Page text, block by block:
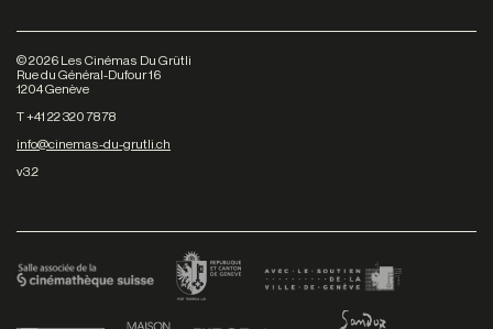
©2026 Les Cinémas Du Grütli
Rue du Général-Dufour 16
1204 Genève
T +41 22 320 78 78
info@cinemas-du-grutli.ch
v3.2